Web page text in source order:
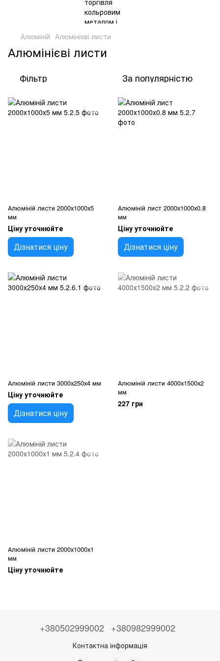
Алюміній Алюмінієві листи
Алюмінієві листи
Фільтр За популярністю
Алюміній листи 2000х1000х5
мм
Ціну уточнюйте
Дізнатися ціну
Алюміній лист 2000х1000х0.8
мм
Ціну уточнюйте
Дізнатися ціну
Алюміній листи 3000х250х4 мм
Ціну уточнюйте
Дізнатися ціну
Алюміній листи 4000х1500х2
мм
227 грн
Алюміній листи 2000х1000х1
мм
Ціну уточнюйте
+380502999002 +380982999002
Контактна інформація